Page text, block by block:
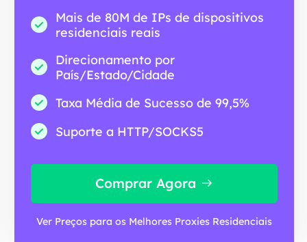
Mais de 80M de IPs de dispositivos
residenciais reais
Direcionamento por
País/Estado/Cidade
Taxa Média de Sucesso de 99,5%
Suporte a HTTP/SOCKS5
Comprar Agora
Ver Preços para os Melhores Proxies Residenciais